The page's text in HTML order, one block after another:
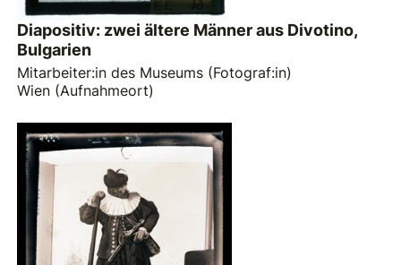
Diapositiv: zwei ältere Männer aus Divotino,
Bulgarien
Mitarbeiter:in des Museums (Fotograf:in)
Wien (Aufnahmeort)